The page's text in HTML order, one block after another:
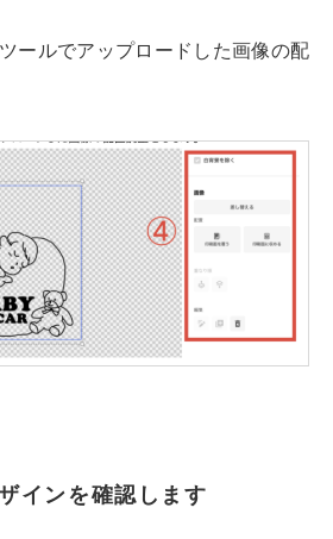
ールでアップロードした画像の配
インを確認します